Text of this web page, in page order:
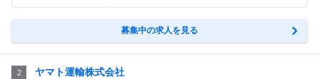
募集中の求人を見る
2 ヤマト運輸株式会社